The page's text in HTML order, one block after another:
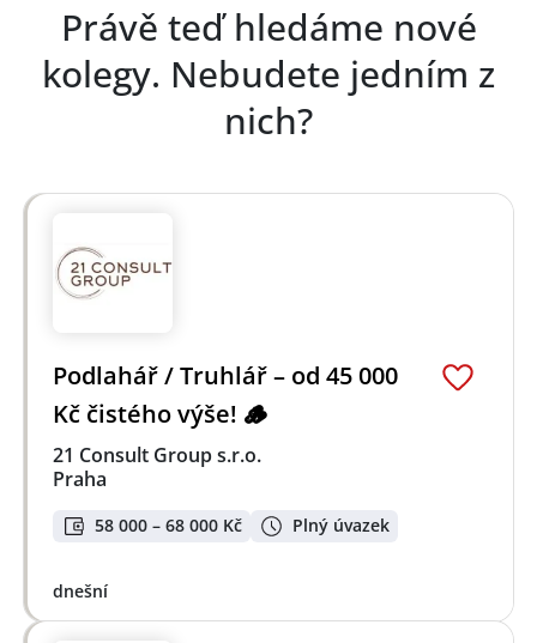
Právě teď hledáme nové
kolegy. Nebudete jedním z
nich?
Podlahář / Truhlář – od 45 000
Kč čistého výše! 🪵
21 Consult Group s.r.o.
Praha
58 000 – 68 000 Kč Plný úvazek
dnešní